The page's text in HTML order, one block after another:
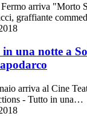
arriva "Morto
graffiante
in una notte a
arriva al Cine
- Tutto in una…